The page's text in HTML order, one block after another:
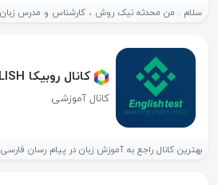
سلام . من محدثه نیک روش ، کارشناس و مدرس زبان
کانال روبیکا TEST ENGLISH
کانال آموزشی
بهترین کانال راجع به آموزش زبان در پیام رسان